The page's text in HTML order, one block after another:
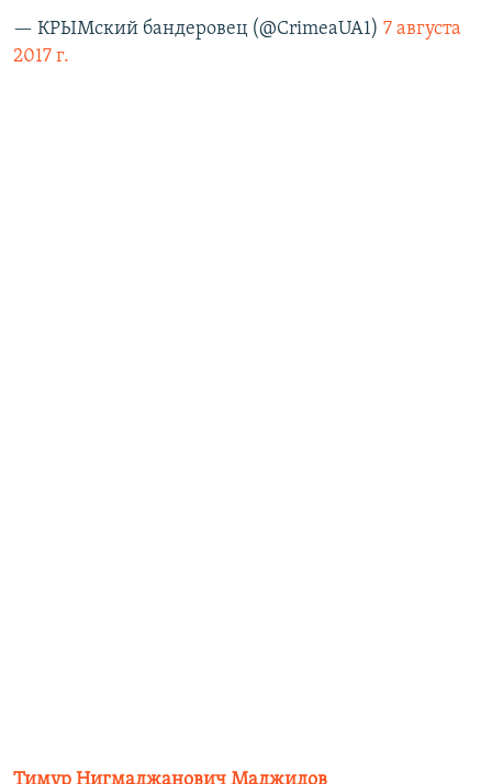
— КРЫМский бандеровец (@CrimeaUA1) 7 августа
2017 г.